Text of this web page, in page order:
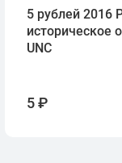
5 рублей 2016
историческое
UNC
5 ₽